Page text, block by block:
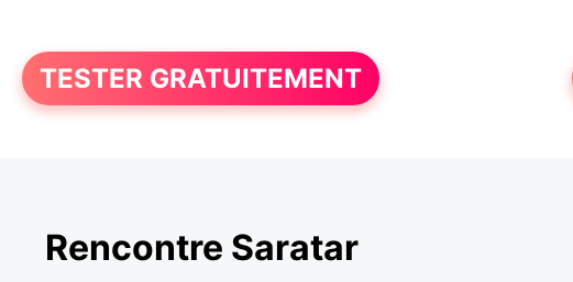
TESTER GRATUITEMENT
Rencontre Saratar